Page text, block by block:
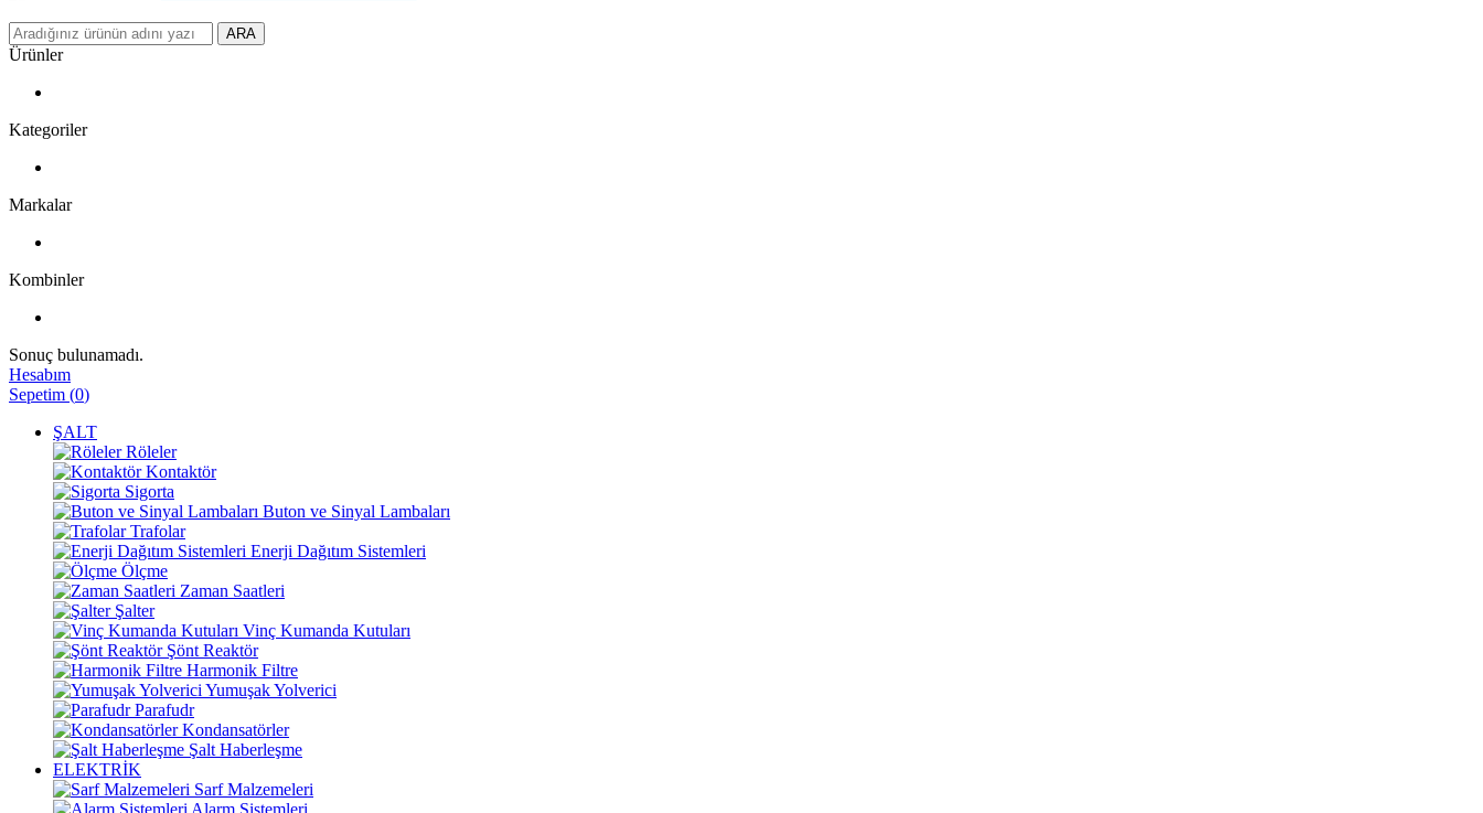
ARA
Ürünler
Kategoriler
Markalar
Kombinler
Sonuç bulunamadı.
Hesabım
Sepetim (0)
ŞALT
Röleler
Kontaktör
Sigorta
Buton ve Sinyal Lambaları
Trafolar
Enerji Dağıtım Sistemleri
Ölçme
Zaman Saatleri
Şalter
Vinç Kumanda Kutuları
Şönt Reaktör
Harmonik Filtre
Yumuşak Yolverici
Parafudr
Kondansatörler
Şalt Haberleşme
ELEKTRİK
Sarf Malzemeleri
Alarm Sistemleri